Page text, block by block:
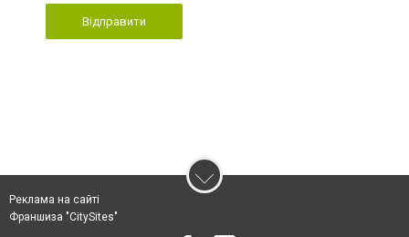
Відправити
Реклама на сайті
Франшиза "CitySites"